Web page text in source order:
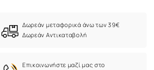
Δωρεάν μεταφορικά άνω των 39€
Δωρεάν Αντικαταβολή
Eπικοινωνήστε μαζί μας στο